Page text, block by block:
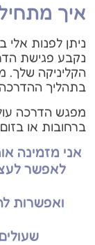
איך
ניתן לפנות
נקבע פגישת
הקליניקה שלך.
בתהליך
ברחובות או
אני מזמינה
לאפשר
ואפשרות